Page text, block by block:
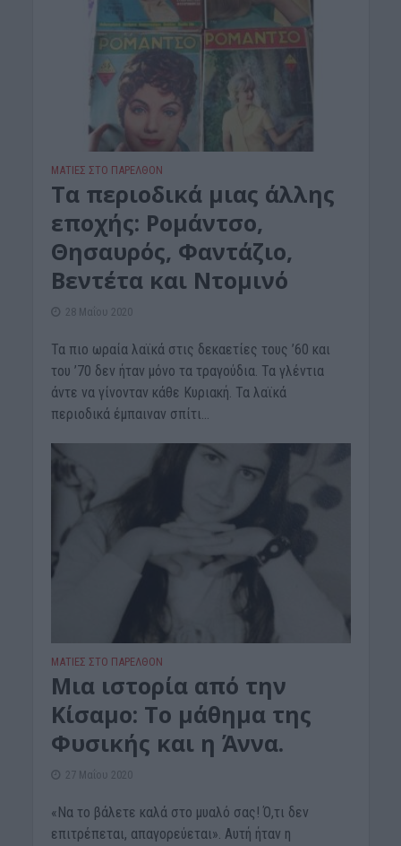
ΜΑΤΙΕΣ ΣΤΟ ΠΑΡΕΛΘΟΝ
Τα περιοδικά μιας άλλης
εποχής: Ρομάντσο,
Θησαυρός, Φαντάζιο,
Βεντέτα και Ντομινό
28 Μαΐου 2020
Τα πιο ωραία λαϊκά στις δεκαετίες τους ’60 και
του ’70 δεν ήταν μόνο τα τραγούδια. Τα γλέντια
άντε να γίνονταν κάθε Κυριακή. Τα λαϊκά
περιοδικά έμπαιναν σπίτι...
ΜΑΤΙΕΣ ΣΤΟ ΠΑΡΕΛΘΟΝ
Μια ιστορία από την
Κίσαμο: Το μάθημα της
Φυσικής και η Άννα.
27 Μαΐου 2020
«Να το βάλετε καλά στο μυαλό σας! Ό,τι δεν
επιτρέπεται, απαγορεύεται». Αυτή ήταν η